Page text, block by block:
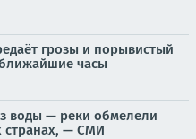
грозы и порывистый
часы
воды — реки обмелели
странах, — СМИ